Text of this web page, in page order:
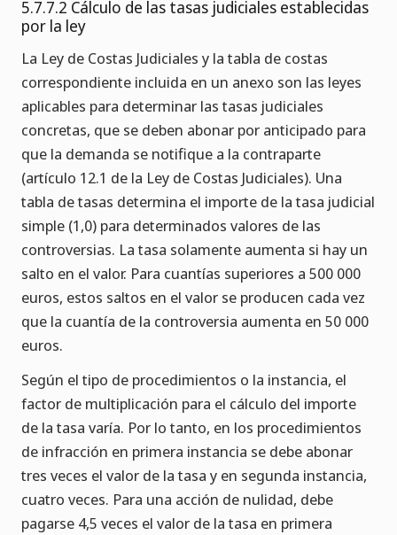
5.7.7.2 Cálculo de las tasas judiciales establecidas
por la ley
La Ley de Costas Judiciales y la tabla de costas
correspondiente incluida en un anexo son las leyes
aplicables para determinar las tasas judiciales
concretas, que se deben abonar por anticipado para
que la demanda se notifique a la contraparte
(artículo 12.1 de la Ley de Costas Judiciales). Una
tabla de tasas determina el importe de la tasa judicial
simple (1,0) para determinados valores de las
controversias. La tasa solamente aumenta si hay un
salto en el valor. Para cuantías superiores a 500 000
euros, estos saltos en el valor se producen cada vez
que la cuantía de la controversia aumenta en 50 000
euros.
Según el tipo de procedimientos o la instancia, el
factor de multiplicación para el cálculo del importe
de la tasa varía. Por lo tanto, en los procedimientos
de infracción en primera instancia se debe abonar
tres veces el valor de la tasa y en segunda instancia,
cuatro veces. Para una acción de nulidad, debe
pagarse 4,5 veces el valor de la tasa en primera